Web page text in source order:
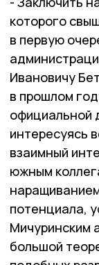
которого
в первую
Ивановичу
в прошлом
официальной
интересуясь
взаимный
южным
потенциала,
Мичуринским
большой